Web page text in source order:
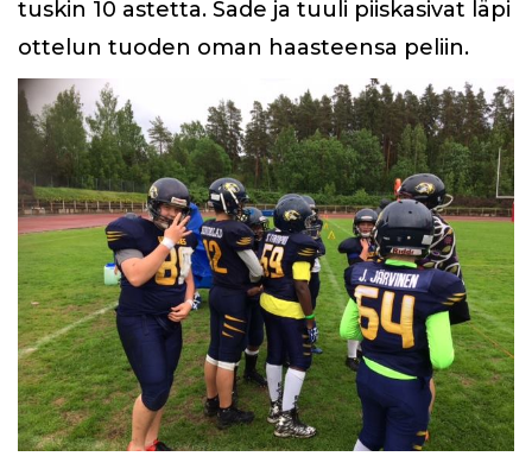
tuskin 10 astetta. Sade ja tuuli piiskasivat läpi
ottelun tuoden oman haasteensa peliin.